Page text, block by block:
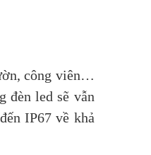
công viên…
đèn led sẽ vẫn
IP67 về khả